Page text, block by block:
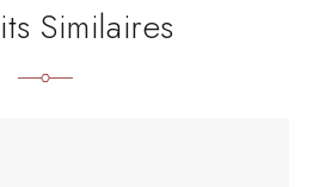
Similaires